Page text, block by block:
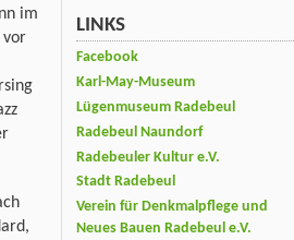
im
vor
LINKS
Facebook
Karl-May-Museum
Lügenmuseum Radebeul
Radebeul Naundorf
Radebeuler Kultur e.V.
Stadt Radebeul
Verein für Denkmalpflege und
Neues Bauen Radebeul e.V.